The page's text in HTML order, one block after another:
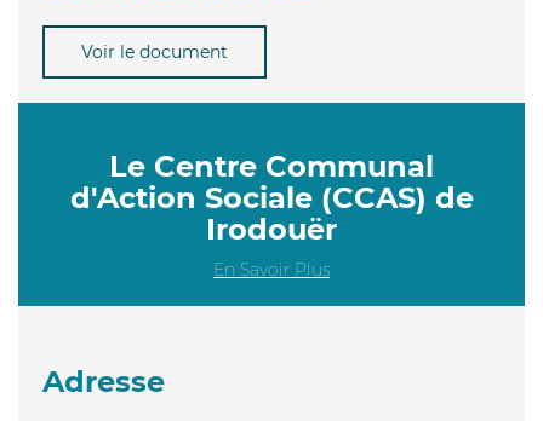
Voir le document
Le Centre Communal
d'Action Sociale (CCAS) de
Irodouër
En Savoir Plus
Adresse